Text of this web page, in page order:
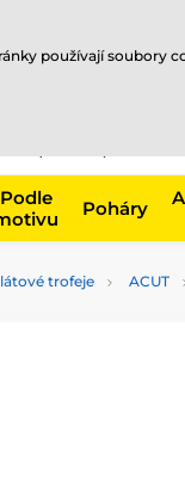
Podle
Poháry
trofeje ACUT
používají soubory